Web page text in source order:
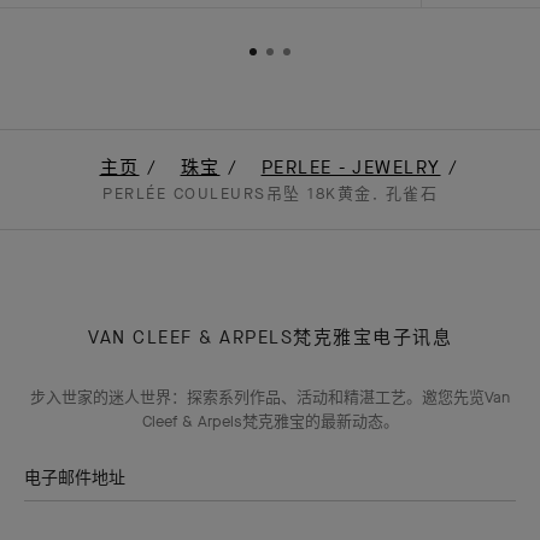
主页 珠宝 PERLEE - JEWELRY
PERLÉE COULEURS吊坠 18K黄金, 孔雀石
VAN CLEEF & ARPELS梵克雅宝电子讯息
步入世家的迷人世界：探索系列作品、活动和精湛工艺。邀您先览Van
Cleef & Arpels梵克雅宝的最新动态。
电子邮件地址